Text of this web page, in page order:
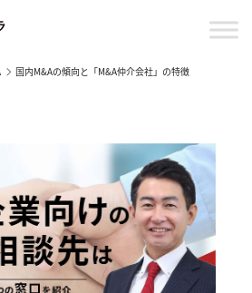
国内M&Aの傾向と「M&A仲介会社」の特徴